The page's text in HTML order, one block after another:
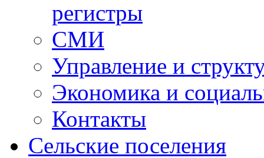
регистры
СМИ
Управление и
Экономика и
Контакты
Сельские поселения